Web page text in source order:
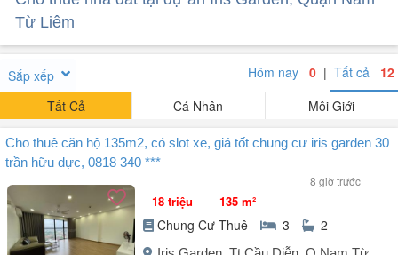
Từ Liêm
Sắp xếp Hôm nay 0 | Tất cả 12
Tất Cả
Cá Nhân Môi Giới
Cho thuê căn hộ 135m2, có slot xe, giá tốt chung cư iris garden 30
trần hữu dực, 0818 340 ***
8 giờ trước
18 triệu 135 m²
Chung Cư Thuê 3 2